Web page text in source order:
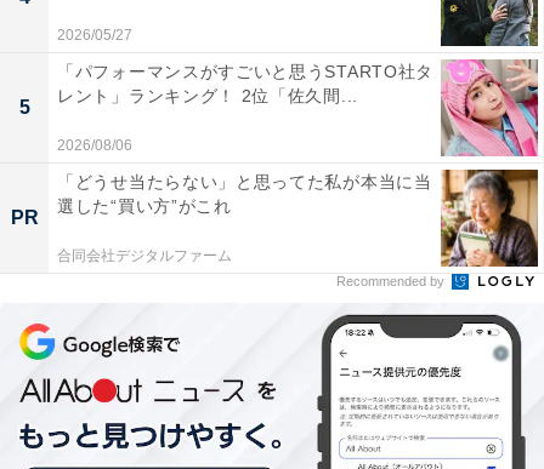
A post shared by Dean Fujioka Tatsuo (@tfjok)
2026/05/27
5
「パフォーマンスがすごいと思うSTARTO社タ
レント」ランキング！ 2位「佐久間...
2026/08/06
PR
「どうせ当たらない」と思ってた私が本当に当
選した“買い方”がこれ
合同会社デジタルファーム
Recommended by